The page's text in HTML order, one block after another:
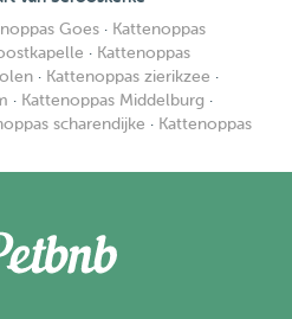
Goes · Kattenoppas
· Kattenoppas
· Kattenoppas zierikzee ·
· Kattenoppas Middelburg ·
scharendijke · Kattenoppas